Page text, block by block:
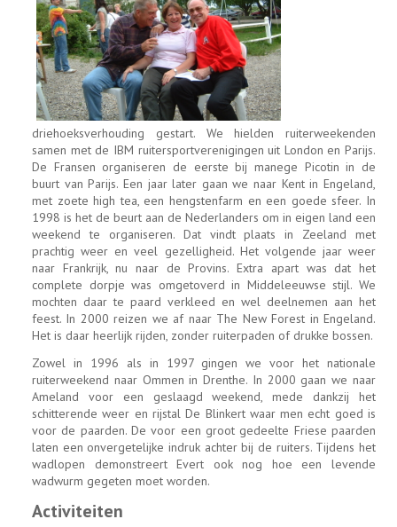
driehoeksverhouding gestart. We hielden ruiterweekenden
samen met de IBM ruitersportverenigingen uit London en Parijs.
De Fransen organiseren de eerste bij manege Picotin in de
buurt van Parijs. Een jaar later gaan we naar Kent in Engeland,
met zoete high tea, een hengstenfarm en een goede sfeer. In
1998 is het de beurt aan de Nederlanders om in eigen land een
weekend te organiseren. Dat vindt plaats in Zeeland met
prachtig weer en veel gezelligheid. Het volgende jaar weer
naar Frankrijk, nu naar de Provins. Extra apart was dat het
complete dorpje was omgetoverd in Middeleeuwse stijl. We
mochten daar te paard verkleed en wel deelnemen aan het
feest. In 2000 reizen we af naar The New Forest in Engeland.
Het is daar heerlijk rijden, zonder ruiterpaden of drukke bossen.
Zowel in 1996 als in 1997 gingen we voor het nationale
ruiterweekend naar Ommen in Drenthe. In 2000 gaan we naar
Ameland voor een geslaagd weekend, mede dankzij het
schitterende weer en rijstal De Blinkert waar men echt goed is
voor de paarden. De voor een groot gedeelte Friese paarden
laten een onvergetelijke indruk achter bij de ruiters. Tijdens het
wadlopen demonstreert Evert ook nog hoe een levende
wadwurm gegeten moet worden.
Activiteiten